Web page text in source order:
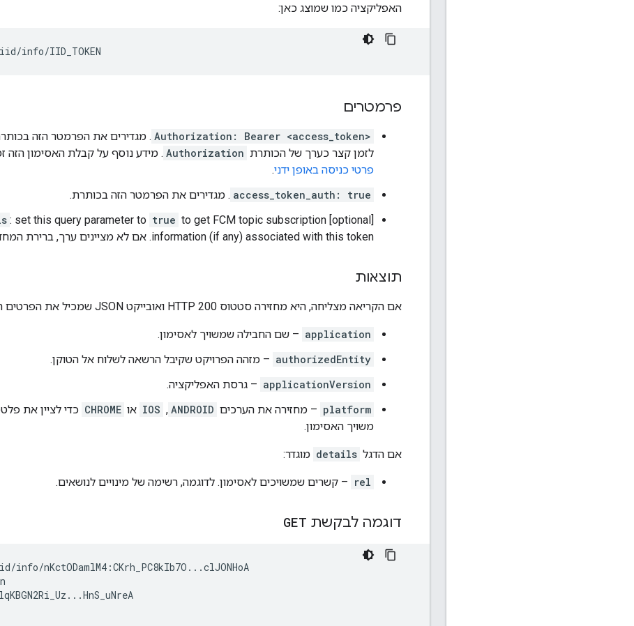
האפליקציה כמו שמוצג כאן:
פרמטרים
Authorization: Bearer <access_token>
לזמן קצר כערך של הכותרת Authorization . מידע נוסף על קבלת האסימון הזה
פרטי כניסה באופן ידני.
access_token_auth: true . מגדירים את הפרמטר הזה בכותרת.
‫[optional] boolean
: set this query parameter to true to get FCM topic subscription
information (if any) associated with this token. אם לא מציינים ערך, ברירת המחדל היא
תוצאות
אם הקריאה מצליחה, היא מחזירה סטטוס HTTP 200 ואובייקט JSON שמכיל את הפרטים הבאים:
application – שם החבילה שמשויך לאסימון.
authorizedEntity – מזהה הפרויקט שקיבל הרשאה לשלוח אל הטוקן.
applicationVersion – גרסת האפליקציה.
platform – מחזירה את הערכים ANDROID
,
IOS או CHROME כדי לציין את
משויך האסימון.
אם הדגל details מוגדר:
rel – קשרים שמשויכים לאסימון. לדוגמה, רשימה של מינויים לנושאים.
דוגמה לבקשת GET
nKctODamlM4:CKrh_PC8kIb7O...clJONHoA